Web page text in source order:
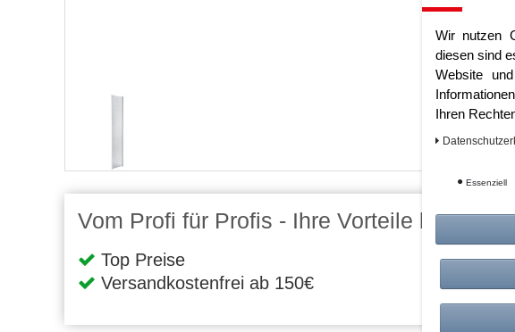
Vom Profi für Profis - Ihre Vorteile bei
Top Preise
Versandkostenfrei ab 150€
Über
Wir nutzen
diesen sind
Website
Ihren
Essenziell